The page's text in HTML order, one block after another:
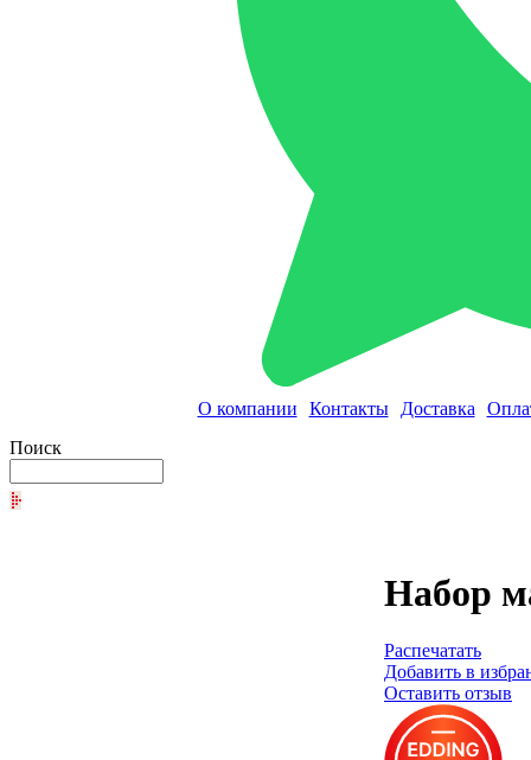
О компании Контакты Доставка
Поиск
Набор
Распечатать
Добавить в
Оставить отзыв